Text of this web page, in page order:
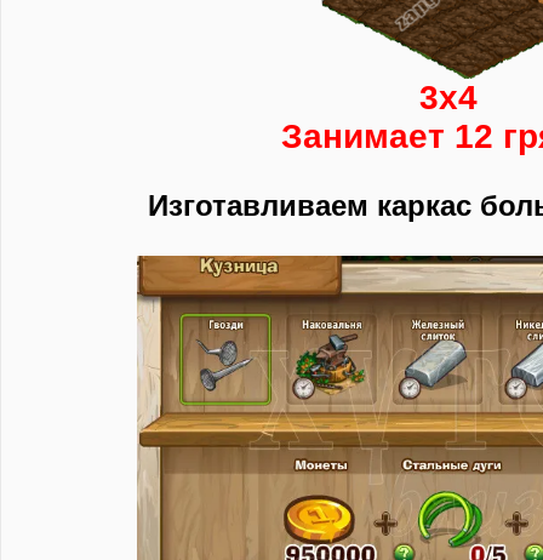
3х4
Занимает 12
Изготавливаем каркас